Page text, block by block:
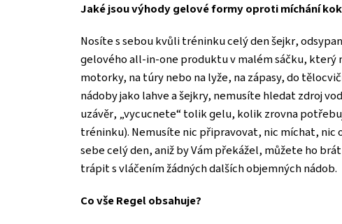
Jaké jsou výhody gelové formy oproti míchání
Nosíte s sebou kvůli tréninku celý den šejkr,
gelového all-in-one produktu v malém sáčku, který
motorky, na túry nebo na lyže, na zápasy, do
nádoby jako lahve a šejkry, nemusíte hledat zdroj
uzávěr, „vycucnete“ tolik gelu, kolik zrovna
tréninku). Nemusíte nic připravovat, nic míchat, nic
sebe celý den, aniž by Vám překážel, můžete ho
trápit s vláčením žádných dalších objemných nádob.
Co vše Regel obsahuje?